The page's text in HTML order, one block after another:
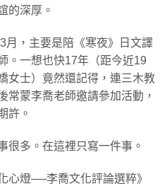
的深厚。
月，主要是陪《寒夜》日文譯
。一想也快17年（距今近19
女士）竟然還記得，連三木教
常蒙李喬老師邀請參加活動，
許。
很多。在這裡只寫一件事。
心燈──李喬文化評論選粹》